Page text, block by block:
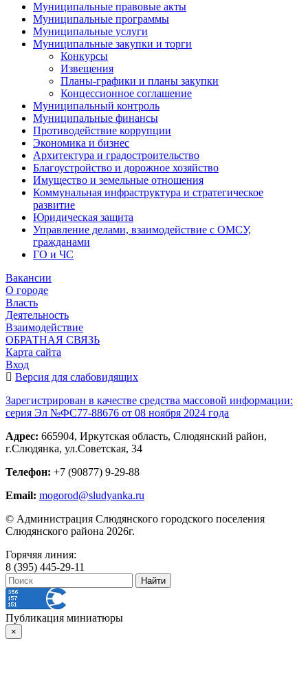
Муниципальные правовые акты
Муниципальные программы
Муниципальные услуги
Муниципальные закупки и торги
Конкурсы
Извещения
Планы-графики и планы закупки
Концессионное соглашение
Муниципальный контроль
Муниципальные финансы
Противодействие коррупции
Экономика и бизнес
Архитектура и градостроительство
Благоустройство и дорожное хозяйство
Имущество и земельные отношения
Коммунальная инфраструктура и стратегическое
развитие
Юридическая защита
Управление делами, взаимодействие с ОМСУ,
гражданами
ГО и ЧС
Вакансии
О городе
Власть
Деятельность
Взаимодействие
ОБРАТНАЯ СВЯЗЬ
Карта сайта
Вход
Версия для слабовидящих
Зарегистрирован в качестве средства массовой информации:
серия Эл №ФС77-88676 от 08 ноября 2024 года
Адрес: 665904, Иркутская область, Слюдянский район,
г.Слюдянка, ул.Советская, 34
Телефон: +7 (90877) 9-29-88
Email: mogorod@sludyanka.ru
© Администрация Слюдянского городского поселения
Слюдянского района 2026г.
Горячяя линия:
8 (395) 445-29-11
Публикация миниатюры
×